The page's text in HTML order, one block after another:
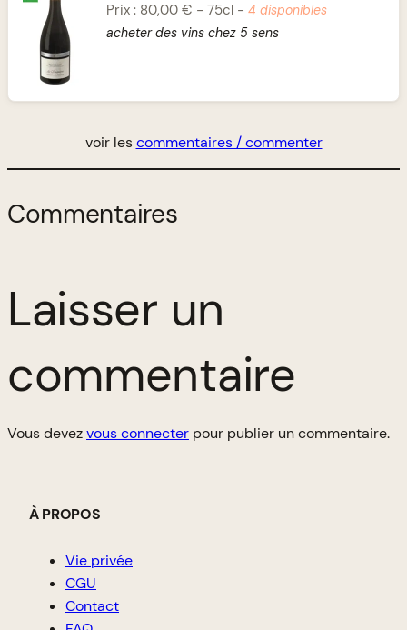
Prix : 80,00 € -75cl -4 disponibles
acheter des vins chez 5 sens
voir lescommentaires / commenter
Commentaires
Laisser un
commentaire
Vous devezvous connecter pour publier un commentaire.
À PROPOS
Vie privée
CGU
Contact